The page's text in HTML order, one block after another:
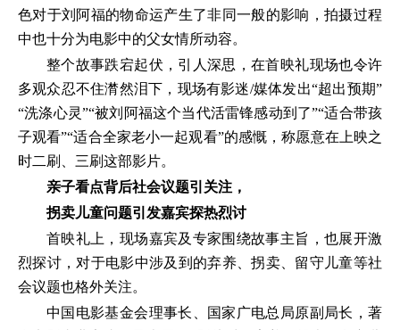
色对于刘阿福的物命运产生了非同一般的影响，拍摄过程
中也十分为电影中的父女情所动容。
整个故事跌宕起伏，引人深思，在首映礼现场也令许
多观众忍不住潸然泪下，现场有影迷/媒体发出“超出预期”
“洗涤心灵”“被刘阿福这个当代活雷锋感动到了”“适合带孩
子观看”“适合全家老小一起观看”的感慨，称愿意在上映之
时二刷、三刷这部影片。
亲子看点背后社会议题引关注，
拐卖儿童问题引发嘉宾探热烈讨
首映礼上，现场嘉宾及专家围绕故事主旨，也展开激
烈探讨，对于电影中涉及到的弃养、拐卖、留守儿童等社
会议题也格外关注。
中国电影基金会理事长、国家广电总局原副局长，著